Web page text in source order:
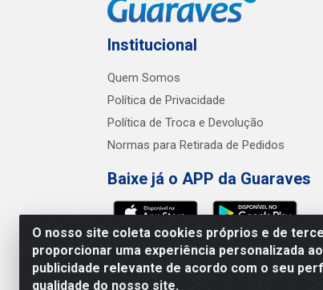
O nosso site coleta cookies próprios e de
proporcionar uma experiência personalizada
publicidade relevante de acordo com o seu
qualidade do nosso site.
Institucional
Quem Somos
Política de Privacidade
Política de Troca e Devolução
Normas para Retirada de Pedidos
Baixe já o APP da Guaraves